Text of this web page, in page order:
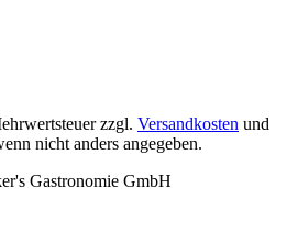
zzgl. Versandkosten und
nicht anders angegeben.
Gastronomie GmbH